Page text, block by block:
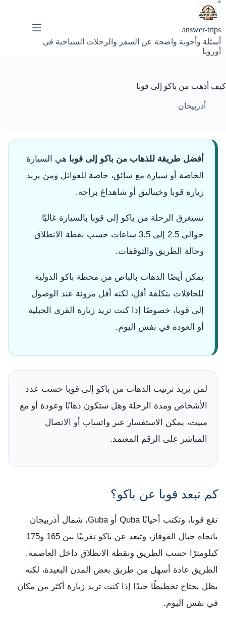
التجاوز
إلى
answer-trips
أسئلة وأجوبة واضحة عن السفر والرحلات السياحية في
أوروبا
كيف أذهب من باكو إلى قوبا
أذربيجان
أفضل طريقة للذهاب من باكو إلى قوبا هي السيارة
الخاصة أو سيارة مع سائق، خاصة للعوائل ومن يريد
زيارة قوبا وخيناليق أو شاهداغ براحة.
تستغرق الرحلة من باكو إلى قوبا بالسيارة غالبًا
حوالي 2.5 إلى 3.5 ساعات حسب نقطة الانطلاق
وحالة الطريق والتوقفات.
يمكن أيضًا الذهاب بالباص من محطة باكو الدولية
للحافلات بتكلفة أقل، لكنه أقل مرونة عند الوصول
إلى قوبا، خصوصًا إذا كنت تريد زيارة القرى الجبلية
أو العودة في نفس اليوم.
لمن يريد ترتيب الذهاب من باكو إلى قوبا حسب عدد
الأشخاص ومدة الرحلة وهل ستكون ذهابًا وعودة أو مع
مبيت، يمكن الاستفسار عبر واتساب أو الاتصال
المباشر على الرقم المعتمد.
كم تبعد قوبا عن باكو؟
تقع قوبا، وتكتب أحيانًا Quba أو Guba، شمال أذربيجان
باتجاه جبال القوقاز، وتبعد عن باكو تقريبًا بين 165 و175
كيلومترًا حسب الطريق ونقطة الانطلاق داخل العاصمة.
الطريق عادة أسهل من طريق بعض المدن البعيدة، لكنه
يظل يحتاج تخطيطًا جيدًا إذا كنت تريد زيارة أكثر من مكان
في نفس اليوم.